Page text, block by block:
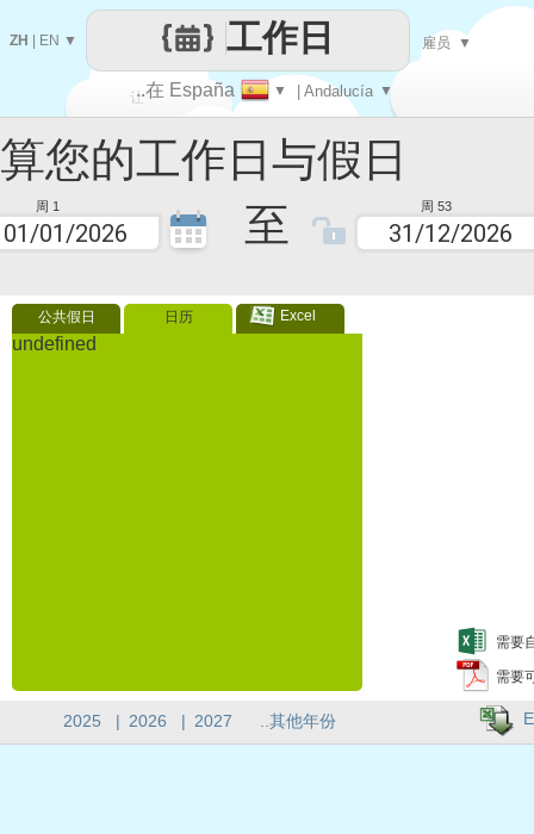
工作日与假日
周 1 至 周 53
公共假日 日历 Excel
undefined
需要
需要
让
每一天
..在 España ▼ | Andalucía ▼
工作日
ZH EN ▼ 雇员 ▼
2025 | 2026 | 2027 ..其他年份